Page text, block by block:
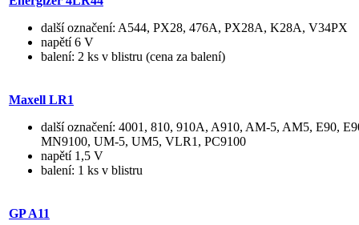
další označení: A544, PX28, 476A, PX28A, K28A, V34PX
napětí 6 V
balení: 2 ks v blistru (cena za balení)
Maxell LR1
další označení: 4001, 810, 910A, A910, AM-5, AM5, E90,
MN9100, UM-5, UM5, VLR1, PC9100
napětí 1,5 V
balení: 1 ks v blistru
GP A11